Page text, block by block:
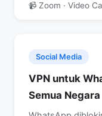
📹 Zoom · Video
Social Media
VPN untuk
Semua Negara